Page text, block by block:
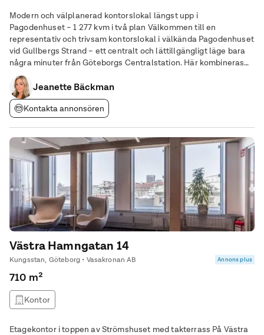
Modern och välplanerad kontorslokal längst upp i
Pagodenhuset – 1 277 kvm i två plan Välkommen till en
representativ och trivsam kontorslokal i välkända Pagodenhuset
vid Gullbergs Strand – ett centralt och lättillgängligt läge bara
några minuter från Göteborgs Centralstation. Här kombineras
stadens puls med ett lugnt och inspirerande arbetsläge nära
älven. Lokalen omfattar totalt 1 277 kvm och
Jeanette Bäckman
Kontakta annonsören
Västra Hamngatan 14
Kungsstan, Göteborg • Vasakronan AB Annons plus
710 m²
Kontor
Etagekontor i toppen av Strömshuset med takterrass På Västra